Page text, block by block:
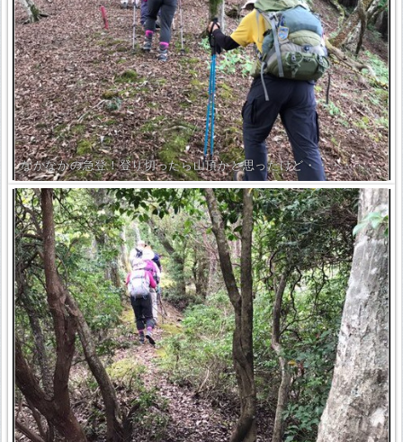
なかなかの急登！登り切ったら山頂かと思ったけど・・・・・。